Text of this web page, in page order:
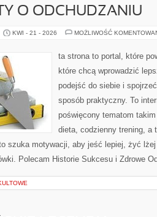
O ODCHUDZANIU
KWI - 21 - 2026 MOŻLIWOŚĆ
ta strona to portal, które
które chcą wprowadzić
podejść do siebie i
sposób praktyczny. To
poświęcony tematom
dieta, codzienny trening, a
szuka motywacji, aby jeść lepiej, żyć
Polecam Historie Sukcesu i Zdrowe